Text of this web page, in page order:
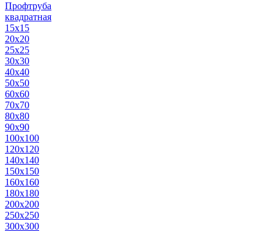
Профтруба
квадратная
15х15
20х20
25х25
30х30
40х40
50х50
60х60
70х70
80х80
90х90
100х100
120х120
140х140
150х150
160х160
180х180
200х200
250х250
300х300